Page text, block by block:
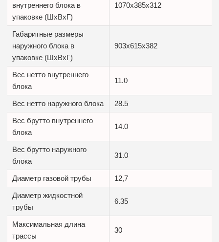
внутреннего блока в
упаковке (ШxВxГ)
1070x385x312
Габаритные размеры
наружного блока в
упаковке (ШxВxГ)
903x615x382
Вес нетто внутреннего
блока
11.0
Вес нетто наружного блока 28.5
Вес брутто внутреннего
блока
14.0
Вес брутто наружного
блока
31.0
Диаметр газовой трубы 12,7
Диаметр жидкостной
трубы
6.35
Максимальная длина
трассы
30